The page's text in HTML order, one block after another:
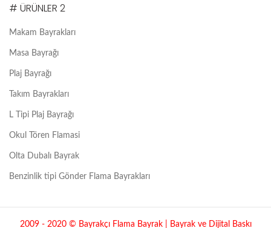
# ÜRÜNLER 2
Makam Bayrakları
Masa Bayrağı
Plaj Bayrağı
Takım Bayrakları
L Tipi Plaj Bayrağı
Okul Tören Flamasi
Olta Dubalı Bayrak
Benzinlik tipi Gönder Flama Bayrakları
2009 - 2020 © Bayrakçı Flama Bayrak | Bayrak ve Dijital Baskı